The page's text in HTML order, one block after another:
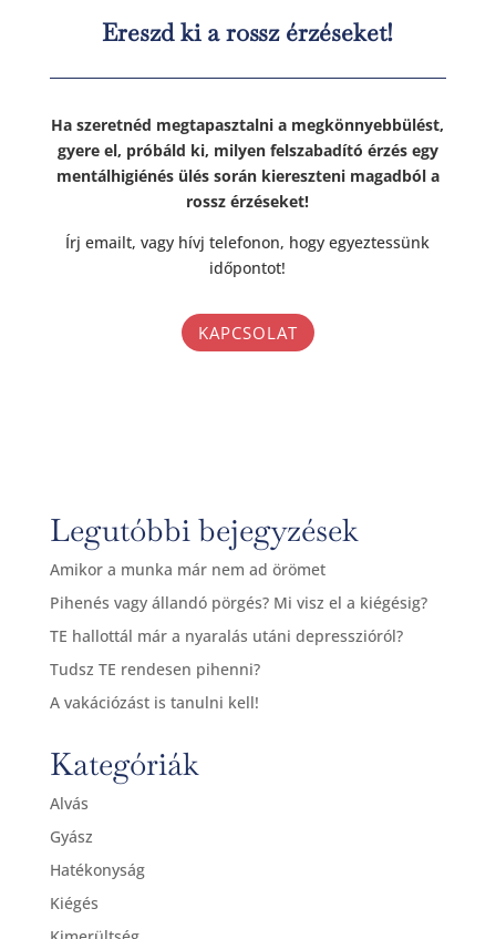
Ereszd ki a rossz érzéseket!
Ha szeretnéd megtapasztalni a megkönnyebbülést,
gyere el, próbáld ki, milyen felszabadító érzés egy
mentálhigiénés ülés során kiereszteni magadból a
rossz érzéseket!
Írj emailt, vagy hívj telefonon, hogy egyeztessünk
időpontot!
KAPCSOLAT
Legutóbbi bejegyzések
Amikor a munka már nem ad örömet
Pihenés vagy állandó pörgés? Mi visz el a kiégésig?
TE hallottál már a nyaralás utáni depresszióról?
Tudsz TE rendesen pihenni?
A vakációzást is tanulni kell!
Kategóriák
Alvás
Gyász
Hatékonyság
Kiégés